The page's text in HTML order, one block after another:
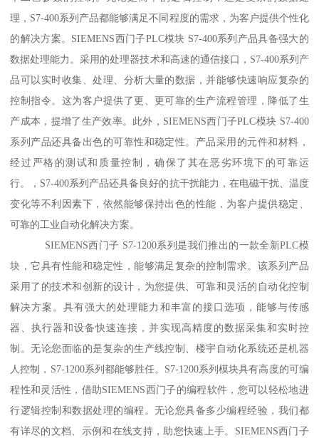
理，S7-400系列产品都能够满足不同程度的需求，为客户提供个性化
的解决方案。SIEMENS西门子PLC模块 S7-400系列产品具备强大的
数据处理能力。采用的处理器技术和高速的通信接口，S7-400系列产
品可以实时收集、处理、分析大量的数据，并能够快速响应复杂的
控制指令。这为客户提供了更、更可靠的生产流程管理，降低了生
产成本，提增了生产效率。此外，SIEMENS西门子PLC模块 S7-400
系列产品还具备出色的可靠性和稳定性。产品采用的元件和材料，
经过严格的测试和质量控制，确保了其在恶劣环境下的可靠运
行。，S7-400系列产品还具备良好的抗干扰能力，在电磁干扰、温度
变化等不利因素下，依然能够保持出色的性能，为客户提供稳定、
可靠的工业自动化解决方案。
SIEMENS西门子 S7-1200系列是我们推出的一款全新PLC模
块，它具有性能和稳定性，能够满足复杂的控制需求。该系列产品
采用了的技术和创新的设计，为您提供、可靠和灵活的自动化控制
解决方案。具有强大的处理能力和丰富的接口选项，能够与传感
器、执行器和设备快速连接，并实现高精度的数据采集和实时控
制。无论您面临的是复杂的生产线控制、楼宇自动化系统还是机器
人控制，S7-1200系列都能够胜任。S7-1200系列模块具有高度的可编
程性和灵活性，借助SIEMENS西门子的编程软件，您可以轻松地进
行逻辑控制和数据处理的编程。无论您具备多少编程经验，我们都
有详尽的文档、示例和在线支持，助您快速上手。SIEMENS西门子